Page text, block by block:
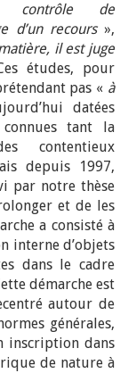
contrôle de
d’un recours»,
il est juge
études, pour
pas « à
datées
tant la
contentieux
depuis 1997,
par notre thèse
et de les
a consisté à
interne d’objets
dans le cadre
démarche est
autour de
générales,
inscription dans
de nature à